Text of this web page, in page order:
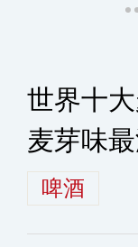
世界十
麦芽味
啤酒